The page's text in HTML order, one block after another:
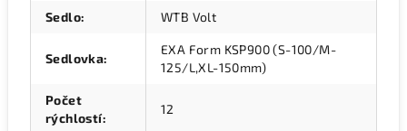
Sedlo: WTB Volt
Sedlovka:
EXA Form KSP900 (S-100/M-
125/L,XL-150mm)
Počet
rýchlostí:
12